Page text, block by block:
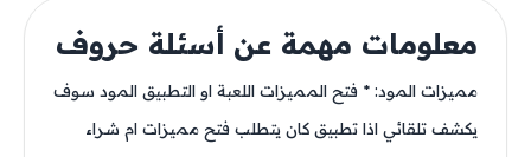
معلومات مهمة عن أسئلة حروف
مميزات المود: * فتح المميزات اللعبة او التطبيق المود سوف
يكشف تلقائي اذا تطبيق كان يتطلب فتح مميزات ام شراء